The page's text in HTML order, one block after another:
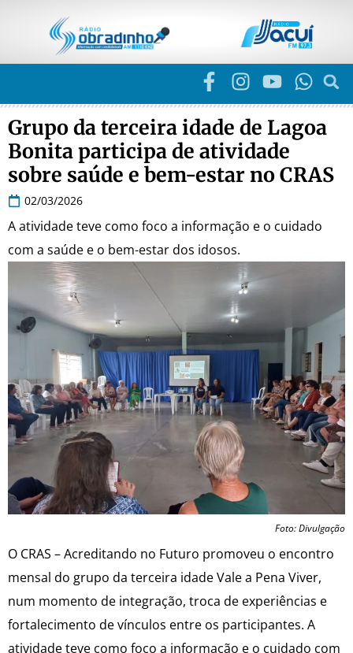
Grupo da terceira idade de Lagoa
Bonita participa de atividade
sobre saúde e bem-estar no CRAS
02/03/2026
A atividade teve como foco a informação e o cuidado
com a saúde e o bem-estar dos idosos.
Foto: Divulgação
O CRAS – Acreditando no Futuro promoveu o encontro
mensal do grupo da terceira idade Vale a Pena Viver,
num momento de integração, troca de experiências e
fortalecimento de vínculos entre os participantes. A
atividade teve como foco a informação e o cuidado com